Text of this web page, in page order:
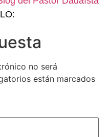
no será
están marcados